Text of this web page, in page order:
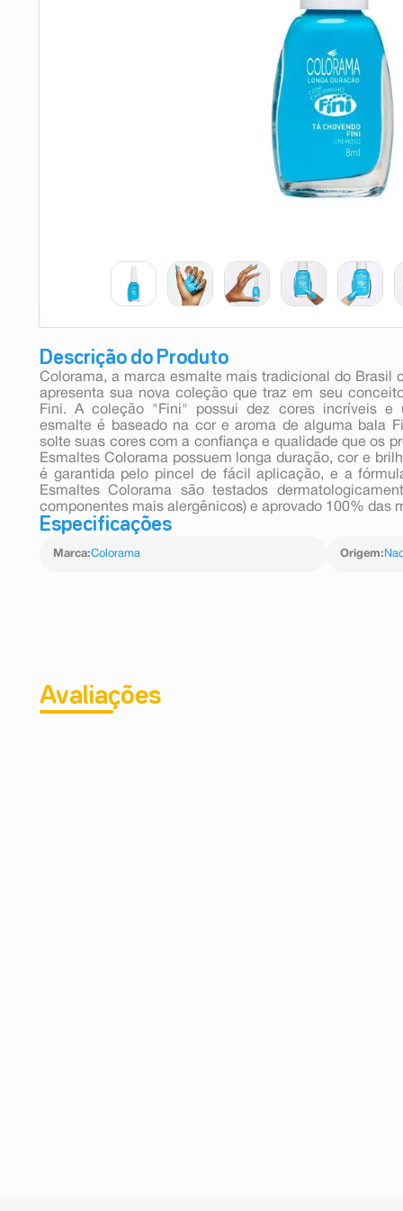
Descrição do Produto
Colorama, a marca esmalte mais tradicional do Brasil
apresenta sua nova coleção que traz em seu
Fini. A coleção "Fini" possui dez cores incríveis e
esmalte é baseado na cor e aroma de alguma bala
solte suas cores com a confiança e qualidade que os
Esmaltes Colorama possuem longa duração, cor e
é garantida pelo pincel de fácil aplicação, e a
Esmaltes Colorama são testados
componentes mais alergênicos) e aprovado 100% das
Especificações
Marca:Colorama Origem:
Avaliações
teste gravidez
esmalte